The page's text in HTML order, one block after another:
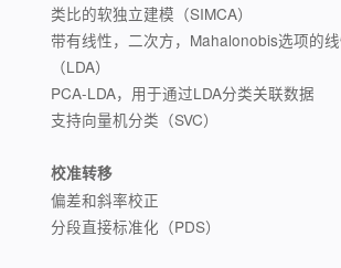
类比的软独立建模（SIMCA）
带有线性，二次方，Mahalonobis选项的
（LDA）
PCA-LDA，用于通过LDA分类关联数据
支持向量机分类（SVC）
校准转移
偏差和斜率校正
分段直接标准化（PDS）